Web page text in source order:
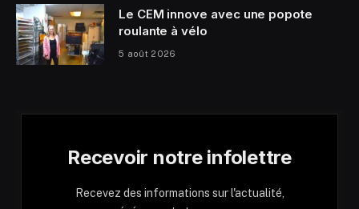
Le CEM innove avec une popote
roulante à vélo
5 août 2026
Recevoir notre infolettre
Recevez des informations sur l'actualité,